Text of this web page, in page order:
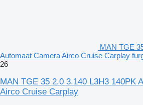
MAN TGE
Automaat Camera Airco Cruise Carplay
26
MAN TGE 35 2.0 3.140 L3H3 140PK
Airco Cruise Carplay